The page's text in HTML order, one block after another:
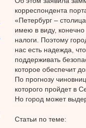
корреспондента
«Петербург –
имею в виду,
налоги. Поэтому
нас есть надежда,
поддерживать
которое обеспечит
По прогнозу
которого пройдет в
Но город может
Статьи по теме: